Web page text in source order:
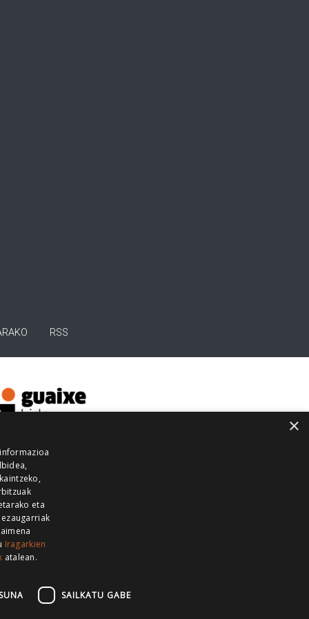
RSS
GUKA
GUKA
ZUMAIA GUKA
×
eta
Iragarkien
atalean.
SAILKATU GABE